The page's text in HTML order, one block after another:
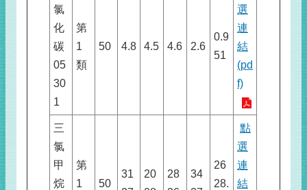
氯
化
碳
05
30
1
第
1
類
50 4.8 4.5 4.6 2.6
0.9
51
選
連
結
(pd
f)
三
氯
甲
烷
第
1
50
31
20
28
34
26
28.
點
選
連
結